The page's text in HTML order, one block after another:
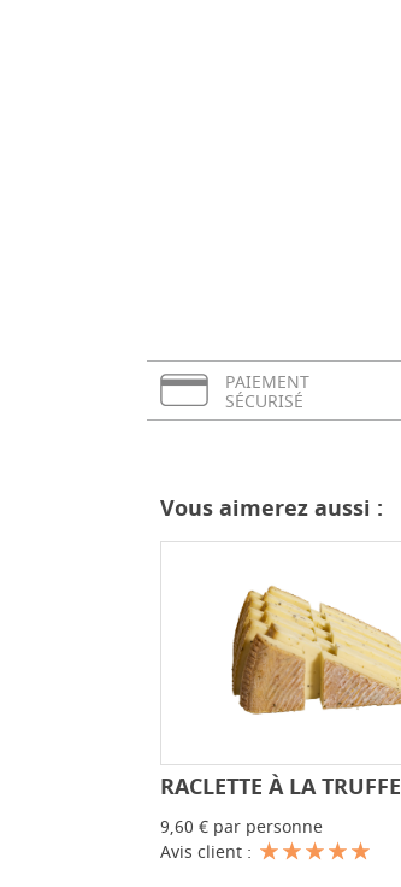
PAIEMENT
SÉCURISÉ
Vous aimerez aussi :
-
RACLETTE À LA TRUFFE
9,60 € par personne
Avis client :